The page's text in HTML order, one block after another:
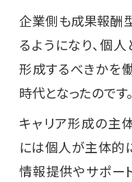
企業側も成果報酬
るようになり、個
形成するべきかを
時代となったのです。
キャリア形成の主
には個人が主体的
情報提供やサポー